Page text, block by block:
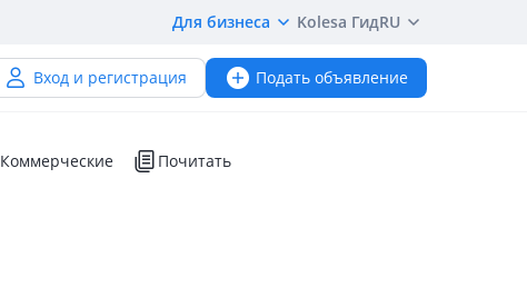
Для бизнеса Kolesa ГидRU
Вход и регистрация Подать объявление
Коммерческие Почитать